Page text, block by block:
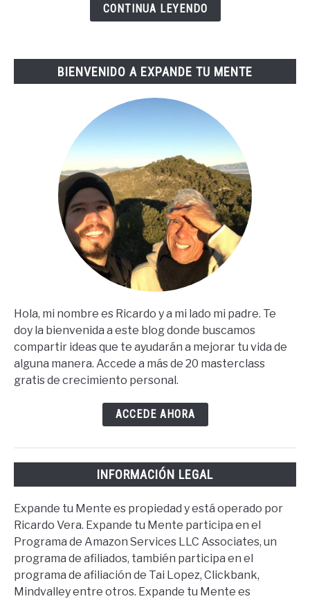
Steps
CONTINUA LEYENDO
BIENVENIDO A EXPANDE TU MENTE
Hola, mi nombre es Ricardo y a mi lado mi padre. Te
doy la bienvenida a este blog donde buscamos
compartir ideas que te ayudarán a mejorar tu vida de
alguna manera. Accede a más de 20 masterclass
gratis de crecimiento personal.
ACCEDE AHORA
INFORMACIÓN LEGAL
Expande tu Mente es propiedad y está operado por
Ricardo Vera. Expande tu Mente participa en el
Programa de Amazon Services LLC Associates, un
programa de afiliados, también participa en el
programa de afiliación de Tai Lopez, Clickbank,
Mindvalley entre otros. Expande tu Mente es